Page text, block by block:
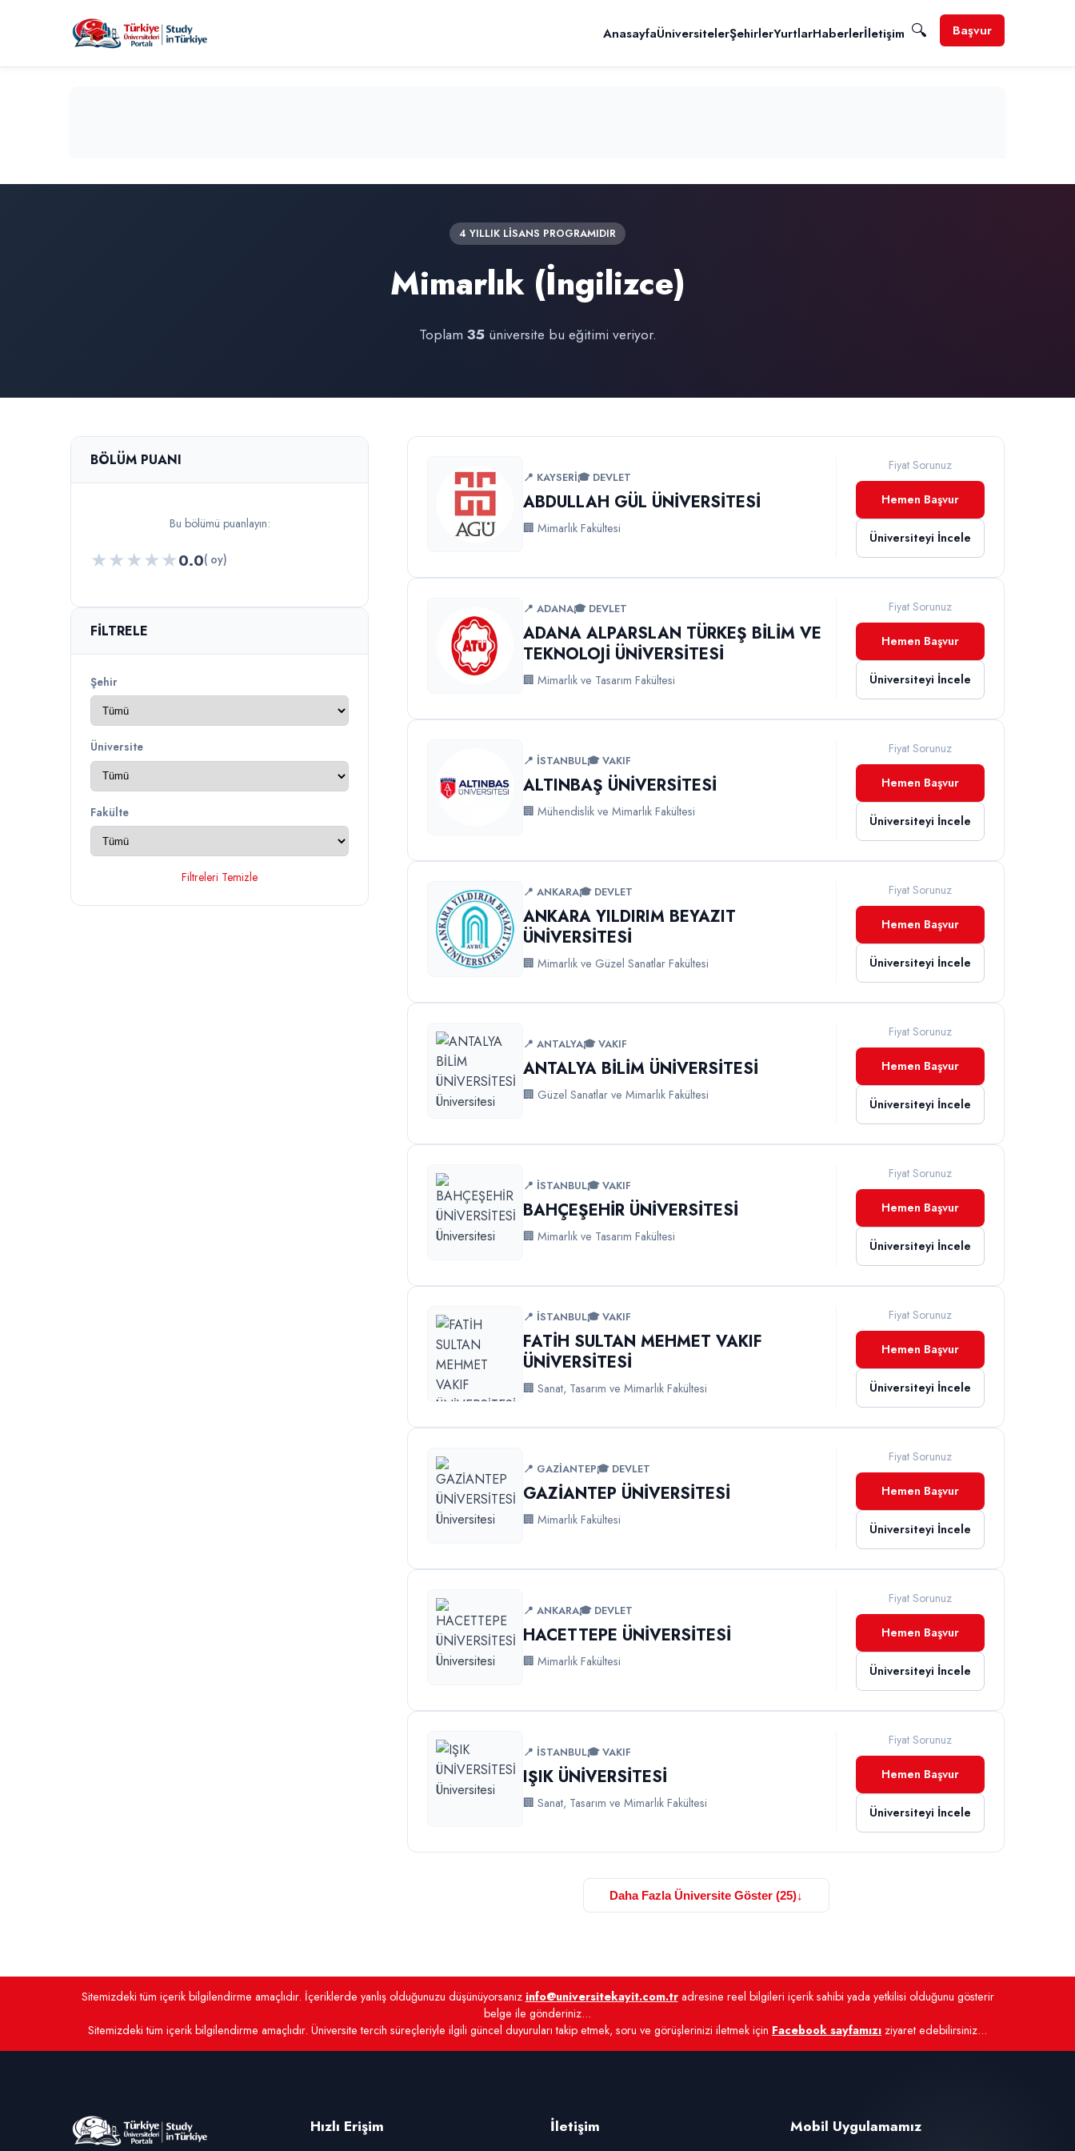
AnasayfaÜniversitelerŞehirlerYurtlarHaberlerİletişim 🔍 Başvur
4 YILLIK LİSANS PROGRAMIDIR
Mimarlık (İngilizce)
Toplam 35üniversite bu eğitimi veriyor.
BÖLÜM PUANI
Bu bölümü puanlayın:
★★★★★0.0( oy)
FILTRELE
Şehir
Üniversite
Fakülte
Filtreleri Temizle
📍 KAYSERİ🎓 DEVLET
ABDULLAH GÜL ÜNİVERSİTESİ
🏢 Mimarlık Fakültesi
Fiyat Sorunuz
Hemen Başvur
Üniversiteyi İncele
📍 ADANA🎓 DEVLET
ADANA ALPARSLAN TÜRKEŞ BİLİM VE
TEKNOLOJİ ÜNİVERSİTESİ
🏢 Mimarlık ve Tasarım Fakültesi
Fiyat Sorunuz
Hemen Başvur
Üniversiteyi İncele
📍 İSTANBUL🎓 VAKIF
ALTINBAŞ ÜNİVERSİTESİ
🏢 Mühendislik ve Mimarlık Fakültesi
Fiyat Sorunuz
Hemen Başvur
Üniversiteyi İncele
📍 ANKARA🎓 DEVLET
ANKARA YILDIRIM BEYAZIT
ÜNİVERSİTESİ
🏢 Mimarlık ve Güzel Sanatlar Fakültesi
Fiyat Sorunuz
Hemen Başvur
Üniversiteyi İncele
📍 ANTALYA🎓 VAKIF
ANTALYA BİLİM ÜNİVERSİTESİ
🏢 Güzel Sanatlar ve Mimarlık Fakültesi
Fiyat Sorunuz
Hemen Başvur
Üniversiteyi İncele
📍 İSTANBUL🎓 VAKIF
BAHÇEŞEHİR ÜNİVERSİTESİ
🏢 Mimarlık ve Tasarım Fakültesi
Fiyat Sorunuz
Hemen Başvur
Üniversiteyi İncele
📍 İSTANBUL🎓 VAKIF
FATİH SULTAN MEHMET VAKIF
ÜNİVERSİTESİ
🏢 Sanat, Tasarım ve Mimarlık Fakültesi
Fiyat Sorunuz
Hemen Başvur
Üniversiteyi İncele
📍 GAZİANTEP🎓 DEVLET
GAZİANTEP ÜNİVERSİTESİ
🏢 Mimarlık Fakültesi
Fiyat Sorunuz
Hemen Başvur
Üniversiteyi İncele
📍 ANKARA🎓 DEVLET
HACETTEPE ÜNİVERSİTESİ
🏢 Mimarlık Fakültesi
Fiyat Sorunuz
Hemen Başvur
Üniversiteyi İncele
📍 İSTANBUL🎓 VAKIF
IŞIK ÜNİVERSİTESİ
🏢 Sanat, Tasarım ve Mimarlık Fakültesi
Fiyat Sorunuz
Hemen Başvur
Üniversiteyi İncele
Daha Fazla Üniversite Göster (25)↓
Sitemizdeki tüm içerik bilgilendirme amaçlıdır. İçeriklerde yanlış olduğunuzu düşünüyorsanız info@universitekayit.com.tradresine reel bilgileri içerik sahibi yada yetkilisi olduğunu gösterir
belge ile gönderiniz...
Sitemizdeki tüm içerik bilgilendirme amaçlıdır. Üniversite tercih süreçleriyle ilgili güncel duyuruları takip etmek, soru ve görüşlerinizi iletmek için Facebook sayfamızı ziyaret edebilirsiniz...
Hızlı Erişim İletişim Mobil Uygulamamız